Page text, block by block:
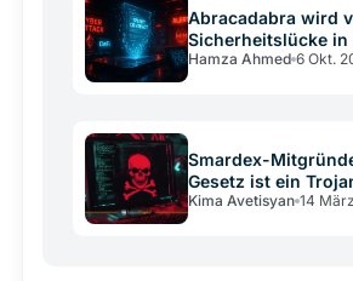
Abracadabra wird
Sicherheitslücke in
getroffen und
Hamza Ahmed 6 Okt.
Smardex-
Gesetz ist ein
Kima Avetisyan 14